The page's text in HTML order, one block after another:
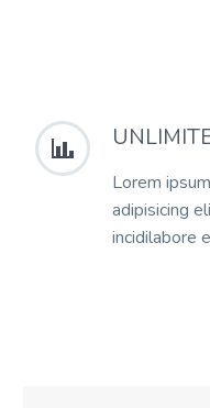


Lorem
adipisicing
incidilabore